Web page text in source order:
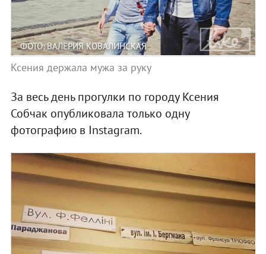
ФОТО: ВАЛЕРИЯ КОВАЛИНСКАЯ
Ксения держала мужа за руку
За весь день прогулки по городу Ксения
Собчак опубликовала только одну
фотографию в Instagram.